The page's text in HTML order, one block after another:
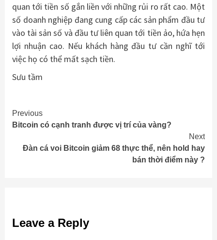
quan tới tiền số gắn liền với những rủi ro rất cao. Một
số doanh nghiệp đang cung cấp các sản phẩm đầu tư
vào tài sản số và đầu tư liên quan tới tiền ảo, hứa hẹn
lợi nhuận cao. Nếu khách hàng đầu tư cần nghĩ tới
việc họ có thể mất sạch tiền.
Sưu tầm
Continue
Reading
Previous
Bitcoin có cạnh tranh được vị trí của vàng?
Next
Đàn cá voi Bitcoin giảm 68 thực thể, nên hold hay
bán thời điểm này ?
Leave a Reply